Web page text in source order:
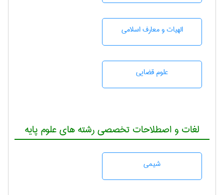
الهیات و معارف اسلامی
علوم قضایی
لغات و اصطلاحات تخصصی رشته های علوم پایه
شيمی